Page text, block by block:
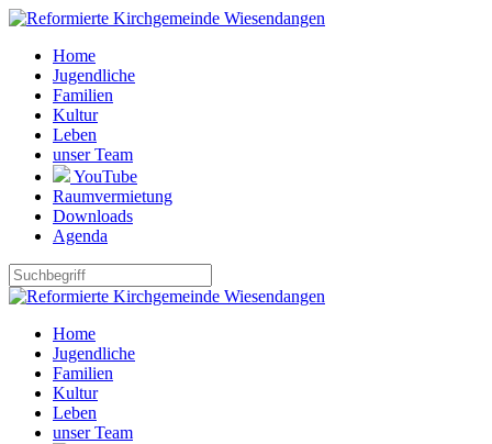
Home
Jugendliche
Familien
Kultur
Leben
unser Team
YouTube
Raumvermietung
Downloads
Agenda
Home
Jugendliche
Familien
Kultur
Leben
unser Team